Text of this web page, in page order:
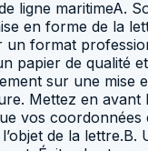
ligne maritimeA.
en forme de la
un format
papier de qualité
sur une mise
Mettez en avant
vos coordonnées
de la lettre.B.